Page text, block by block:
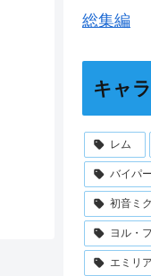
総集編
キャ
レム
バイパー
初音ミク
ヨル・
エミリア